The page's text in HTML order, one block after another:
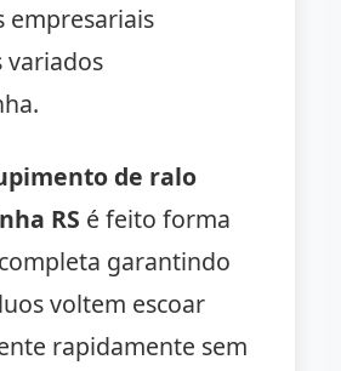
empresariais
variados
de ralo
RS é feito forma
garantindo
voltem escoar
rapidamente sem